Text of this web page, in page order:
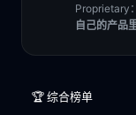
Proprietary
自己的产品
🏆 综合榜单